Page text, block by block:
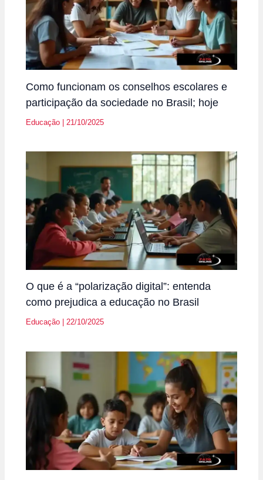
Como funcionam os conselhos escolares e
participação da sociedade no Brasil; hoje
Educação | 21/10/2025
O que é a “polarização digital”: entenda
como prejudica a educação no Brasil
Educação |22/10/2025